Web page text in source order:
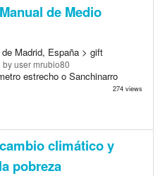
de Medio
Madrid, España > gift
by user mrubio80
estrecho o Sanchinarro
274 views
climático y
pobreza